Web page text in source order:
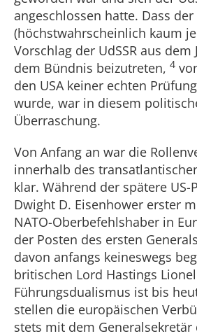
angeschlossen hatte. Dass der
(höchstwahrscheinlich kaum
Vorschlag der UdSSR aus dem
dem Bündnis beizutreten, 4
den USA keiner echten
wurde, war in diesem
Überraschung.
Von Anfang an war die
innerhalb des
klar. Während der spätere US-
Dwight D. Eisenhower erster
NATO-Oberbefehlshaber in
der Posten des ersten
davon anfangs keineswegs
britischen Lord Hastings
Führungsdualismus ist bis
stellen die europäischen
stets mit dem Generalsekretär